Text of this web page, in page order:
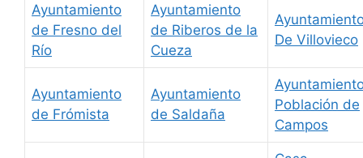
Ayuntamiento
de Fresno del
Río
Ayuntamiento
de Riberos de la
Cueza
De Villovieco
Ayuntamiento
de Frómista
Ayuntamiento
de Saldaña
Población de
Campos